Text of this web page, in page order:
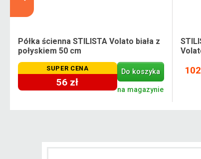
Półka ścienna STILISTA Volato biała z
połyskiem 50 cm
SUPER CENA
56 zł
Do koszyka
na magazynie